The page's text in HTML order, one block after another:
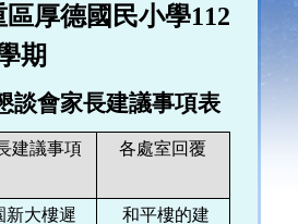
厚德國民小學112
期
談會家長建議事項表
建議事項 各處室回覆
新大樓遲
和平樓的建